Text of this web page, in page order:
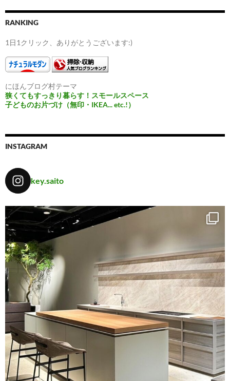
RANKING
1日1クリック、ありがとうございます:)
にほんブログ村テーマ
狭くてもすっきり暮らす！スモールスペース
子どものお片づけ（無印・IKEA... etc.!）
INSTAGRAM
key.saito